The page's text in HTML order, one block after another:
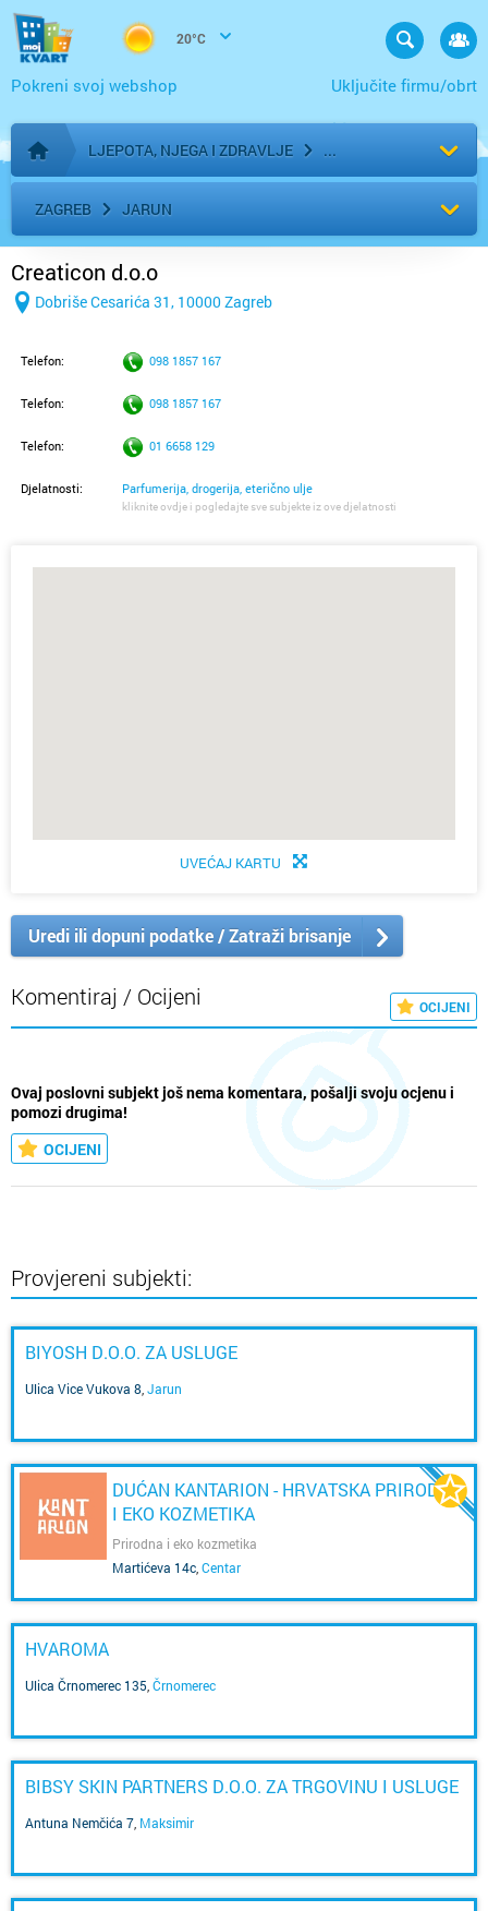
20°C
Uključite firmu/obrt
Pokreni svoj webshop
Početna stranica
LJEPOTA, NJEGA I ZDRAVLJE
ZAGREB JARUN
Creaticon d.o.o
Dobriše Cesarića 31, 10000 Zagreb
Telefon: 098 1857 167
Telefon: 098 1857 167
Telefon: 01 6658 129
Djelatnosti: Parfumerija, drogerija, eterično ulje
kliknite ovdje i pogledajte sve subjekte iz ove djelatnosti
UVEĆAJ KARTU
Uredi ili dopuni podatke / Zatraži brisanje
Komentiraj / Ocijeni OCIJENI
Ovaj poslovni subjekt još nema komentara, pošalji svoju ocjenu i
pomozi drugima!
OCIJENI
Provjereni subjekti:
BIYOSH D.O.O. ZA USLUGE
Ulica Vice Vukova 8 Jarun
DUĆAN KANTARION - HRVATSKA PRIRODNA
I EKO KOZMETIKA
Prirodna i eko kozmetika
Martićeva 14c Centar
HVAROMA
Ulica Črnomerec 135 Črnomerec
BIBSY SKIN PARTNERS D.O.O. ZA TRGOVINU I USLUGE
Antuna Nemčića 7 Maksimir